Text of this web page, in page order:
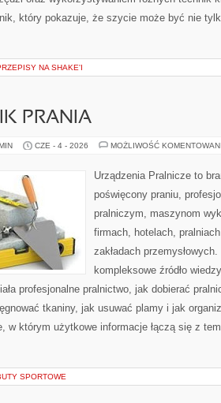
który pokazuje, że szycie może być nie
NA SHAKE'I
PRANIA
CZE - 4 - 2026 MOŻLIWOŚĆ
Urządzenia Pralnicze to
poświęcony praniu,
pralniczym, maszynom
firmach, hotelach,
zakładach
kompleksowe źródło
profesjonalne pralnictwo, jak dobierać
tkaniny, jak usuwać plamy i jak
w którym użytkowe informacje łączą się z
SPORTOWE